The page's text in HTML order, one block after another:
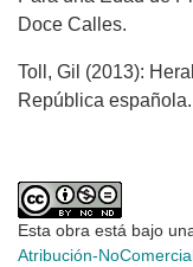
Doce Calles.
Toll, Gil (2013):
República
Esta obra está bajo
Atribución-